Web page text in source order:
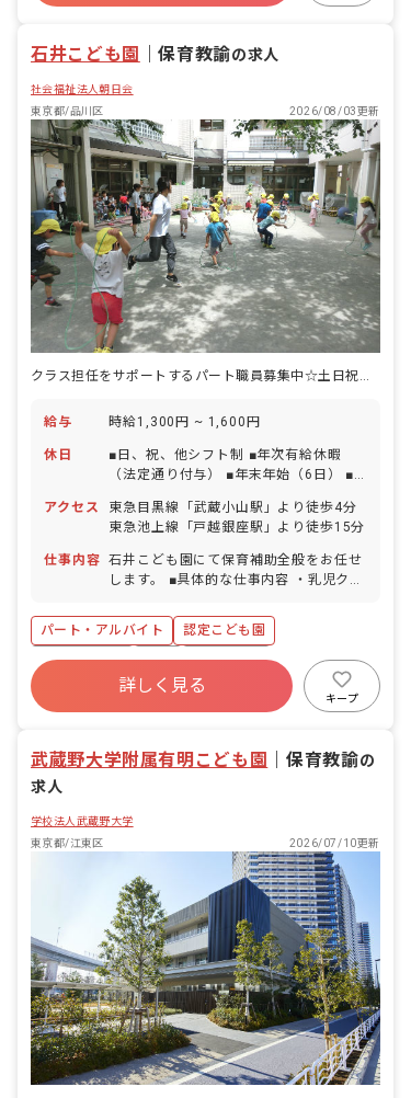
石井こども園 ｜保育教諭の求人
社会福祉法人朝日会
東京都/品川区
2026/08/03更新
クラス担任をサポートするパート職員募集中☆土日祝休みも可能、経験不問
給与 時給1,300円 ~ 1,600円
休日
■日、祝、他シフト制 ■年次有給休暇
（法定通り付与） ■年末年始（6日） ■
暇（取得実績あり） ■介護休暇（取得実
績あり）
アクセス
東急目黒線「武蔵小山駅」より徒歩4分
東急池上線「戸越銀座駅」より徒歩15分
仕事内容 石井こども園にて保育補助全般をお任せ
します。 ■具体的な仕事内容 ・乳児クラ
記入
パート・アルバイト
認定こども園
社会保険完備
有給
残業少なめ
産休育休制度
社会福祉法人
正社員登用
詳しく見る
キープ
武蔵野大学附属有明こども園 保育教諭の
求人
学校法人武蔵野大学
東京都/江東区
2026/07/10更新